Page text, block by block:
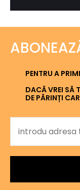
PENTRU A
DACĂ VREI SĂ
DE PĂRINȚI